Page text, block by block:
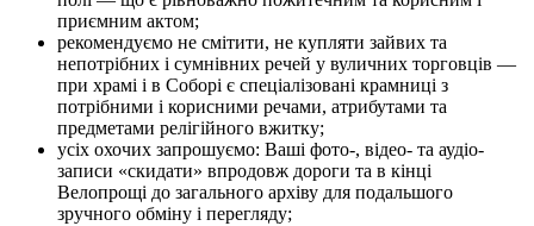
приємним актом;
рекомендуємо не смітити, не купляти зайвих та
непотрібних і сумнівних речей у вуличних торговців —
при храмі і в Соборі є спеціалізовані крамниці з
потрібними і корисними речами, атрибутами та
предметами релігійного вжитку;
усіх охочих запрошуємо: Ваші фото-, відео- та аудіо-
записи «скидати» впродовж дороги та в кінці
Велопрощі до загального архіву для подальшого
зручного обміну і перегляду;